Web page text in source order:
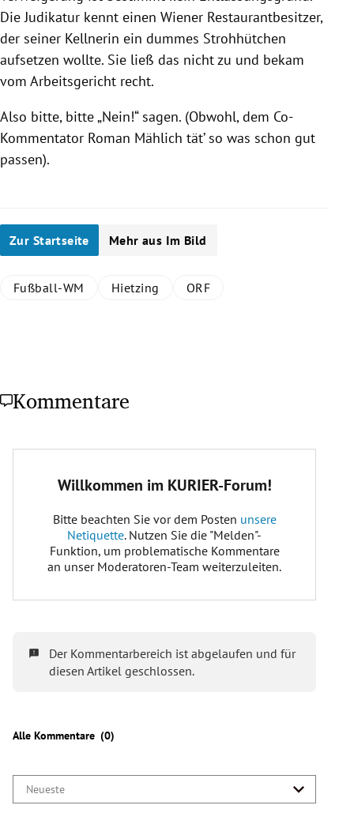
Die Judikatur kennt einen Wiener Restaurantbesitzer,
der seiner Kellnerin ein dummes Strohhütchen
aufsetzen wollte. Sie ließ das nicht zu und bekam
vom Arbeitsgericht recht.
Also bitte, bitte „Nein!“ sagen. (Obwohl, dem Co-
Kommentator Roman Mählich tät’ so was schon gut
passen).
Zur Startseite Mehr aus Im Bild
Fußball-WM Hietzing ORF
Kommentare